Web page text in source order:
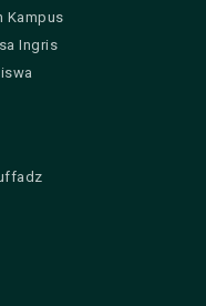
Kampus
Ingris